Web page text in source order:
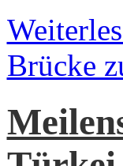
Brücke